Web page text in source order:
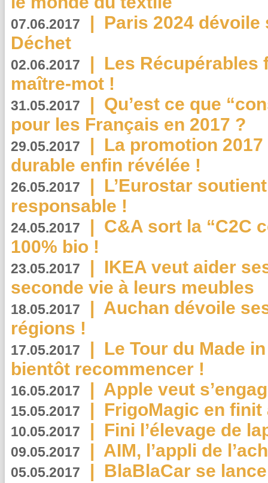
07.06.2017 | Paris 2024
Déchet
02.06.2017 | Les Récupérables
maître-mot !
31.05.2017 | Qu’est ce que
pour les Français en 2017 ?
29.05.2017 | La promotion
durable enfin révélée !
26.05.2017 | L’Eurostar
responsable !
24.05.2017 | C&A sort la “C2C
100% bio !
23.05.2017 | IKEA veut aider
seconde vie à leurs meubles
18.05.2017 | Auchan dévoile
régions !
17.05.2017 | Le Tour du Made
bientôt recommencer !
16.05.2017 | Apple veut
15.05.2017 | FrigoMagic en
10.05.2017 | Fini l’élevage de
09.05.2017 | AIM, l’appli de
05.05.2017 | BlaBlaCar se